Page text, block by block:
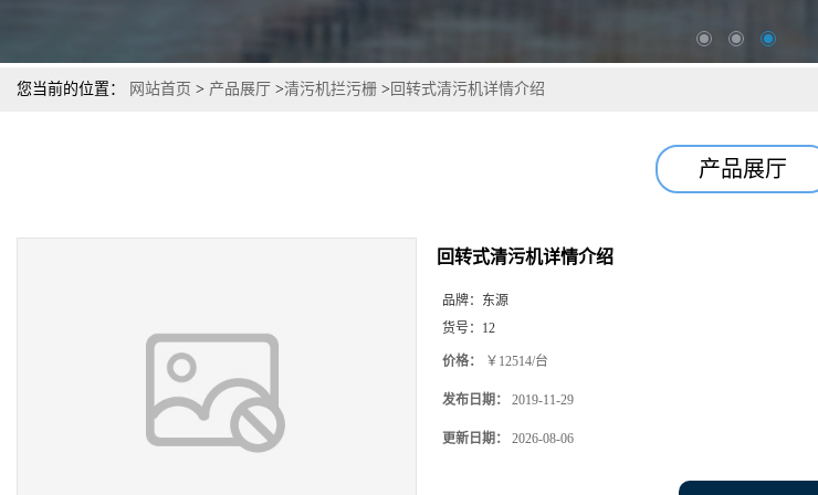
您当前的位置： 网站首页 > 产品展厅 >清污机拦污栅 > 回转式清污机详情介绍
产品展厅
回转式清污机详情介绍
品牌： 东源
货号： 12
价格： ￥12514/台
发布日期： 2019-11-29
更新日期： 2026-08-06